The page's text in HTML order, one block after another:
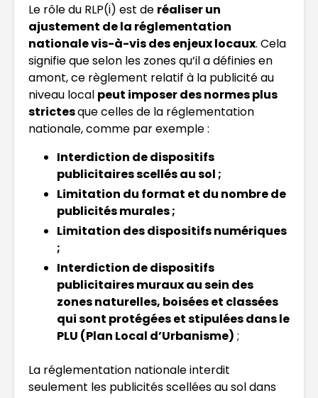
Le rôle du RLP(i) est de réaliser un
ajustement de la réglementation
nationale vis-à-vis des enjeux locaux. Cela
signifie que selon les zones qu’il a définies en
amont, ce règlement relatif à la publicité au
niveau local peut imposer des normes plus
strictesque celles de la réglementation
nationale, comme par exemple :
Interdiction de dispositifs
publicitaires scellés au sol ;
Limitation du format et du nombre de
publicités murales ;
Limitation des dispositifs numériques
;
Interdiction de dispositifs
publicitaires muraux au sein des
zones naturelles, boisées et classées
qui sont protégées et stipulées dans le
PLU (Plan Local d’Urbanisme) ;
La réglementation nationale interdit
seulement les publicités scellées au sol dans